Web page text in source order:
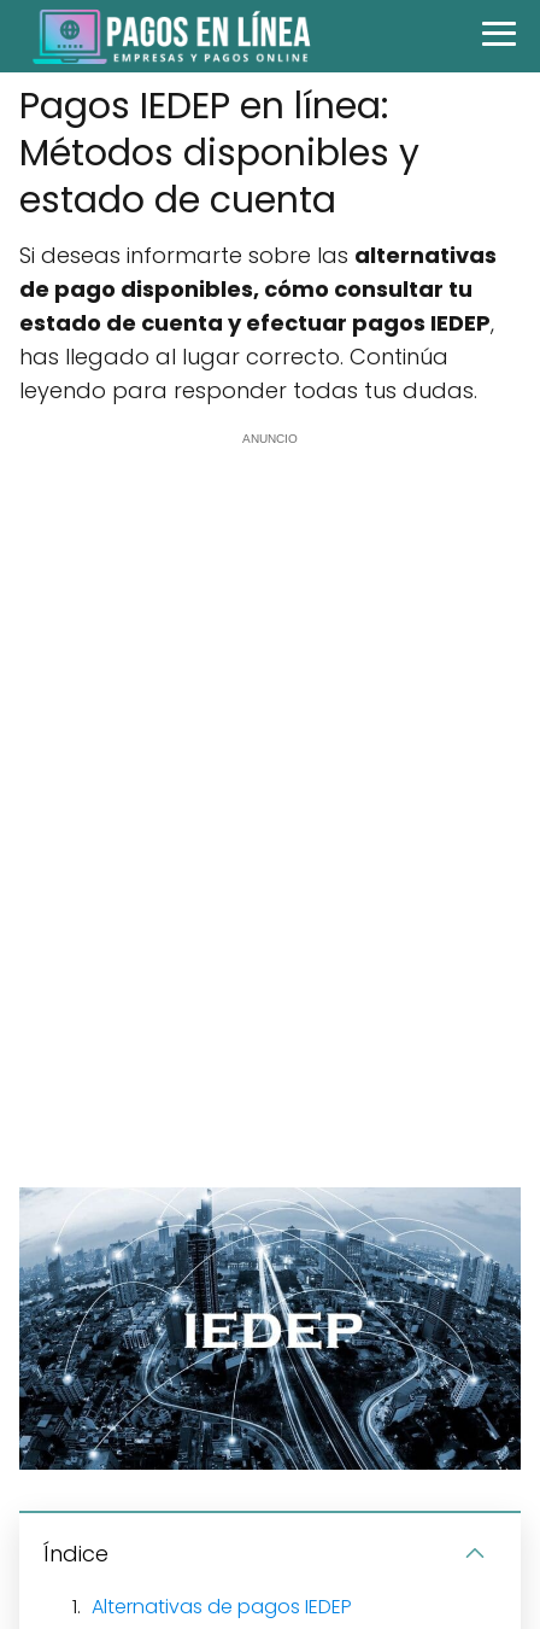
Pagos IEDEP en línea:
Métodos disponibles y
estado de cuenta
Si deseas informarte sobre las alternativas
de pago disponibles, cómo consultar tu
estado de cuenta y efectuar pagos IEDEP,
has llegado al lugar correcto. Continúa
leyendo para responder todas tus dudas.
ANUNCIO
Índice
Alternativas de pagos IEDEP